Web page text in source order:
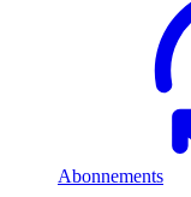
Abonnements